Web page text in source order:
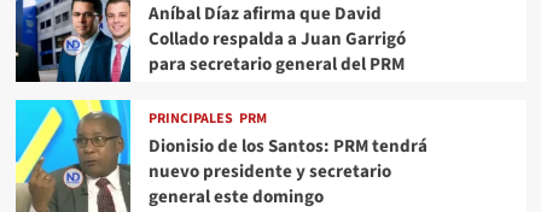
Aníbal Díaz afirma que David
Collado respalda a Juan Garrigó
para secretario general del PRM
PRINCIPALES PRM
Dionisio de los Santos: PRM tendrá
nuevo presidente y secretario
general este domingo